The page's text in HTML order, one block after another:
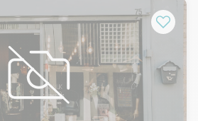
est disponible sur
risques auxquels ce bien est exposé
site Géorisques :